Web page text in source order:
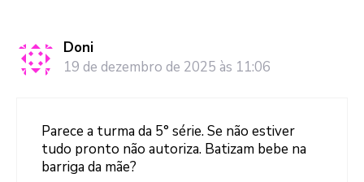
Doni
19 de dezembro de 2025 às 11:06
Parece a turma da 5° série. Se não estiver
tudo pronto não autoriza. Batizam bebe na
barriga da mãe?